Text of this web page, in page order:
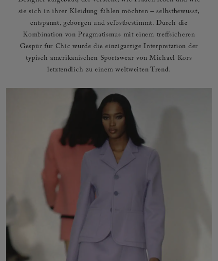
sie sich in ihrer Kleidung fühlen möchten – selbstbewusst,
entspannt, geborgen und selbstbestimmt. Durch die
Kombination von Pragmatismus mit einem treffsicheren
Gespür für Chic wurde die einzigartige Interpretation der
typisch amerikanischen Sportswear von Michael Kors
letztendlich zu einem weltweiten Trend.